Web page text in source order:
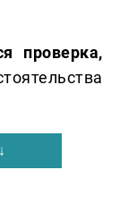
проверка,